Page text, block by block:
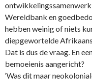
Wereldbank en
hebben weinig of niets
diepgewortelde
Dat is dus de vraag. En
bemoeienis aangericht?
‘Was dit maar